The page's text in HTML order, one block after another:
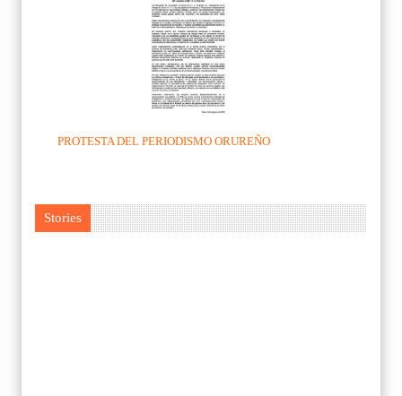
PROTESTA DEL PERIODISMO ORUREÑO
Stories